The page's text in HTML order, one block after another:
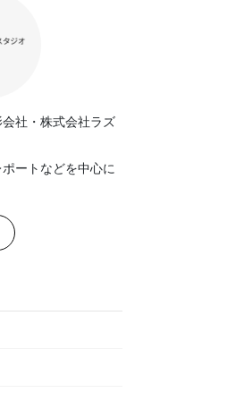
社・株式会社ラズ
ートなどを中心に